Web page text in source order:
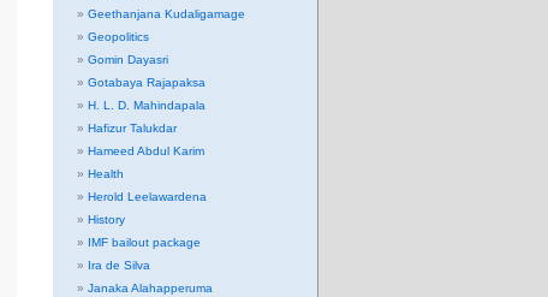
Geethanjana Kudaligamage
Geopolitics
Gomin Dayasri
Gotabaya Rajapaksa
H. L. D. Mahindapala
Hafizur Talukdar
Hameed Abdul Karim
Health
Herold Leelawardena
History
IMF bailout package
Ira de Silva
Janaka Alahapperuma